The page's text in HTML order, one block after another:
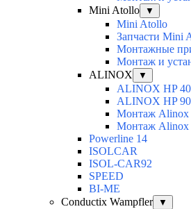
Mini Atollo
▼
Mini Atollo
Запчасти Mini
Монтажные
Монтаж и
ALINOX
▼
ALINOX HP
ALINOX HP
Монтаж Alinox
Монтаж Alinox
Powerline 14
ISOLCAR
ISOL-CAR92
SPEED
BI-ME
Conductix Wampfler
▼